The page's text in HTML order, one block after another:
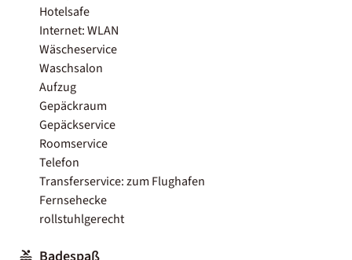
Hotelsafe
Internet: WLAN
Wäscheservice
Waschsalon
Aufzug
Gepäckraum
Gepäckservice
Roomservice
Telefon
Transferservice: zum Flughafen
Fernsehecke
rollstuhlgerecht